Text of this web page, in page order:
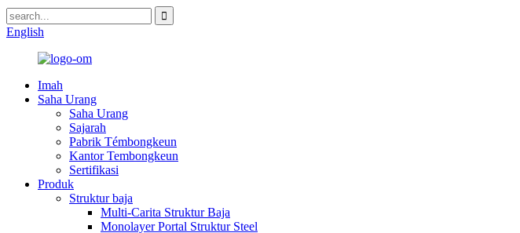
English
Imah
Saha Urang
Saha Urang
Sajarah
Pabrik Témbongkeun
Kantor Tembongkeun
Sertifikasi
Produk
Struktur baja
Multi-Carita Struktur Baja
Monolayer Portal Struktur Steel